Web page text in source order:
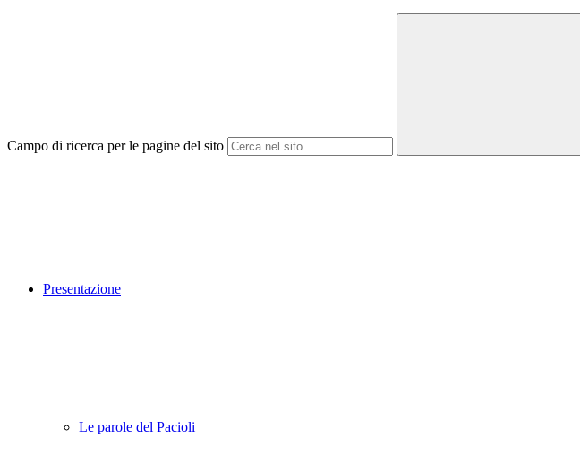
Campo di ricerca per le pagine del sito
Presentazione
Le parole del Pacioli